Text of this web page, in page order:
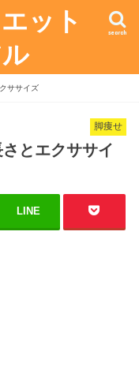
ット
search
ササイズ
脚痩せ
とエクササイ
LINE